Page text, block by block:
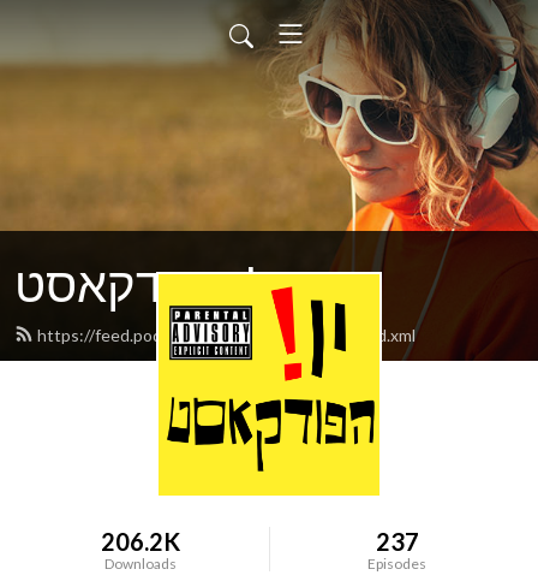
יו! הפודקאסט
https://feed.podbean.com/yothepodcast/feed.xml
206.2K
Downloads
237
Episodes